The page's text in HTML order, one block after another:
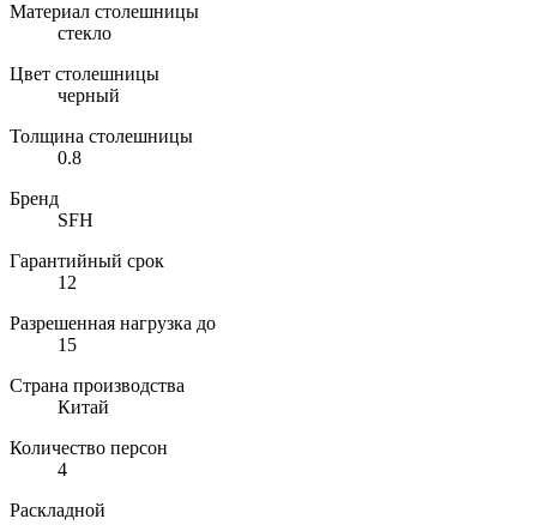
Материал столешницы
стекло
Цвет столешницы
черный
Толщина столешницы
0.8
Бренд
SFH
Гарантийный срок
12
Разрешенная нагрузка до
15
Страна производства
Китай
Количество персон
4
Раскладной